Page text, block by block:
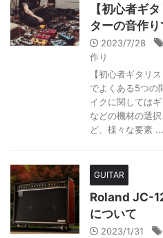
【初心者ギ
ターの音作
2023/7/28
作り
【初心者ギタリ
でよくある5つの
イクに関しては
などの機材の選
ど、様々な要素 ...
GUITAR
Roland JC-
について
2023/1/31